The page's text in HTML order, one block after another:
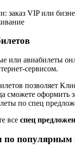
заказ VIP или
или авиабилеты
сервисом.
позволяет
сможете оформить
по спец
все спец
по